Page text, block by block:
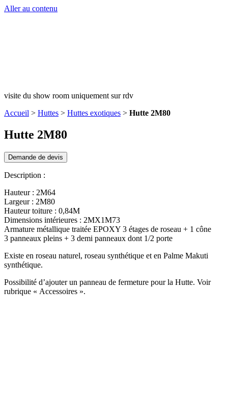
Aller au contenu
visite du show room uniquement sur rdv
Accueil > Huttes > Huttes exotiques > Hutte 2M80
Hutte 2M80
Demande de devis
Description :
Hauteur : 2M64
Largeur : 2M80
Hauteur toiture : 0,84M
Dimensions intérieures : 2MX1M73
Armature métallique traitée EPOXY 3 étages de roseau + 1 cône
3 panneaux pleins + 3 demi panneaux dont 1/2 porte
Existe en roseau naturel, roseau synthétique et en Palme Makuti
synthétique.
Possibilité d’ajouter un panneau de fermeture pour la Hutte. Voir
rubrique « Accessoires ».